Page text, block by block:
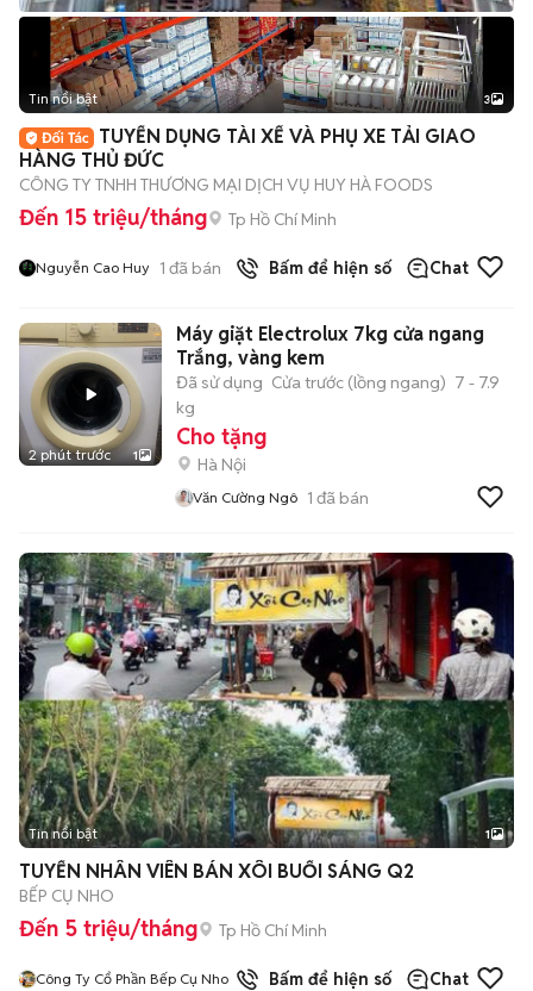
Tin nổi bật 3
TUYỂN DỤNG TÀI XẾ VÀ PHỤ XE TẢI GIAO
HÀNG THỦ ĐỨC
CÔNG TY TNHH THƯƠNG MẠI DỊCH VỤ HUY HÀ FOODS
Đến 15 triệu/tháng Tp Hồ Chí Minh
Nguyễn Cao Huy 1 đã bán Bấm để hiện số Chat
2 phút trước 1
Máy giặt Electrolux 7kg cửa ngang
Trắng, vàng kem
Đã sử dụng Cửa trước (lồng ngang) 7 - 7.9
kg
Cho tặng
Hà Nội
Văn Cường Ngô 1 đã bán
Tin nổi bật 1
TUYỂN NHÂN VIÊN BÁN XÔI BUỔI SÁNG Q2
BẾP CỤ NHO
Đến 5 triệu/tháng Tp Hồ Chí Minh
Công Ty Cổ Phần Bếp Cụ Nho Bấm để hiện số Chat